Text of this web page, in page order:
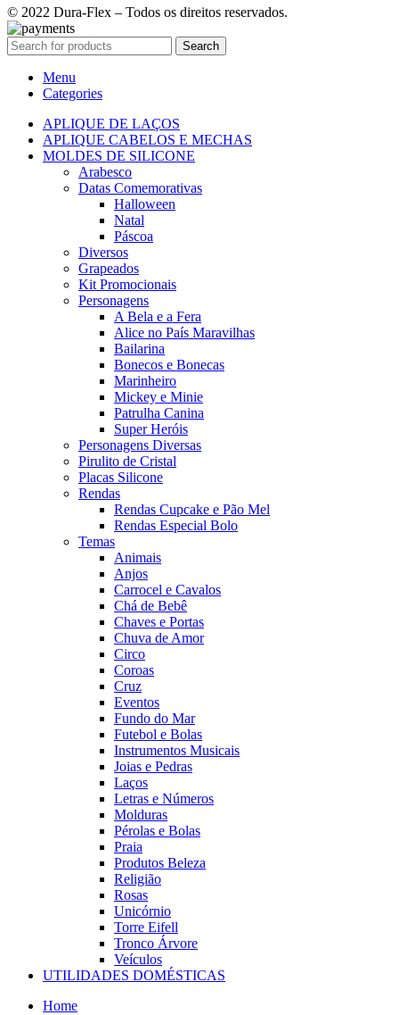
© 2022 Dura-Flex – Todos os direitos reservados.
Search
Menu
Categories
APLIQUE DE LAÇOS
APLIQUE CABELOS E MECHAS
MOLDES DE SILICONE
Arabesco
Datas Comemorativas
Halloween
Natal
Páscoa
Diversos
Grapeados
Kit Promocionais
Personagens
A Bela e a Fera
Alice no País Maravilhas
Bailarina
Bonecos e Bonecas
Marinheiro
Mickey e Minie
Patrulha Canina
Super Heróis
Personagens Diversas
Pirulito de Cristal
Placas Silicone
Rendas
Rendas Cupcake e Pão Mel
Rendas Especial Bolo
Temas
Animais
Anjos
Carrocel e Cavalos
Chá de Bebê
Chaves e Portas
Chuva de Amor
Circo
Coroas
Cruz
Eventos
Fundo do Mar
Futebol e Bolas
Instrumentos Musicais
Joias e Pedras
Laços
Letras e Números
Molduras
Pérolas e Bolas
Praia
Produtos Beleza
Religião
Rosas
Unicórnio
Torre Eifell
Tronco Árvore
Veículos
UTILIDADES DOMÉSTICAS
Home